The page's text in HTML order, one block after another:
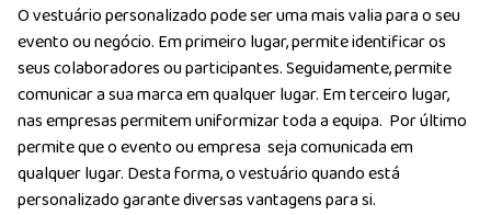
O vestuário personalizado pode ser uma mais valia para o seu
evento ou negócio. Em primeiro lugar, permite identificar os
seus colaboradores ou participantes. Seguidamente, permite
comunicar a sua marca em qualquer lugar. Em terceiro lugar,
nas empresas permitem uniformizar toda a equipa. Por último
permite que o evento ou empresa seja comunicada em
qualquer lugar. Desta forma, o vestuário quando está
personalizado garante diversas vantagens para si.